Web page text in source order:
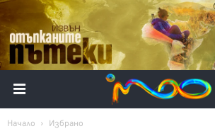
Начало Избрано